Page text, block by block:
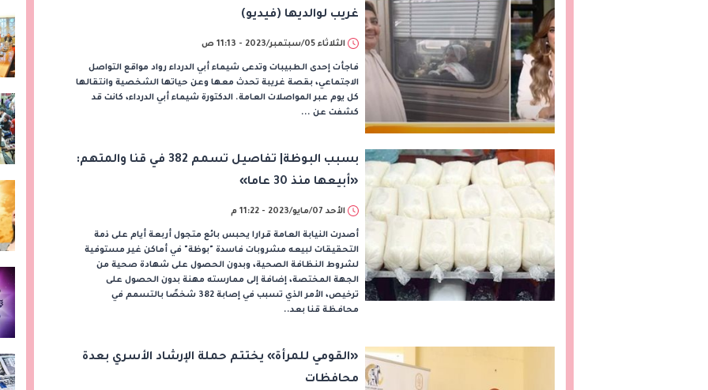
غريب لوالديها (فيديو)
الثلاثاء 05/سبتمبر/2023 - 11:13 ص
فاجأت إحدى الطبيبات وتدعى شيماء أبي الدرداء رواد مواقع التواصل
الاجتماعي، بقصة غريبة تحدث معها وعن حياتها الشخصية وانتقالها
كل يوم عبر المواصلات العامة. الدكتورة شيماء أبي الدرداء، كانت قد
كشفت عن ...
بسبب البوظة| تفاصيل تسمم 382 في قنا والمتهم:
«أبيعها منذ 30 عاما»
الأحد 07/مايو/2023 - 11:22 م
أصدرت النيابة العامة قرارا يحبس بائع متجول أربعة أيام على ذمة
التحقيقات لبيعه مشروبات فاسدة "بوظة" في أماكن غير مستوفية
لشروط النظافة الصحية، وبدون الحصول على شهادة صحية من
الجهة المختصة، إضافة إلى ممارسته مهنة بدون الحصول على
ترخيص، الأمر الذي تسبب في إصابة 382 شخصًا بالتسمم في
محافظة قنا بعد..
«القومي للمرأة» يختتم حملة الإرشاد الأسري بعدة
محافظات